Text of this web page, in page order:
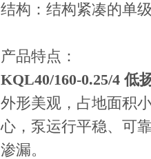
结构：结构紧凑的单
产品特点：
KQL40/160-0.25/4 低
外形美观，占地面积
心，泵运行平稳、可
渗漏。